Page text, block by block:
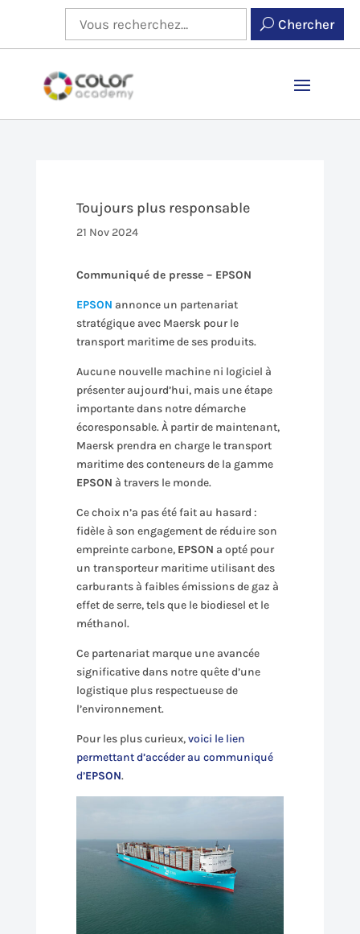
Chercher
Toujours plus responsable
21 Nov 2024
Communiqué de presse – EPSON
EPSON annonce un partenariat
stratégique avec Maersk pour le
transport maritime de ses produits.
Aucune nouvelle machine ni logiciel à
présenter aujourd’hui, mais une étape
importante dans notre démarche
écoresponsable. À partir de maintenant,
Maersk prendra en charge le transport
maritime des conteneurs de la gamme
EPSON à travers le monde.
Ce choix n’a pas été fait au hasard :
fidèle à son engagement de réduire son
empreinte carbone, EPSON a opté pour
un transporteur maritime utilisant des
carburants à faibles émissions de gaz à
effet de serre, tels que le biodiesel et le
méthanol.
Ce partenariat marque une avancée
significative dans notre quête d’une
logistique plus respectueuse de
l’environnement.
Pour les plus curieux,voici le lien
permettant d’accéder au communiqué
d’EPSON.